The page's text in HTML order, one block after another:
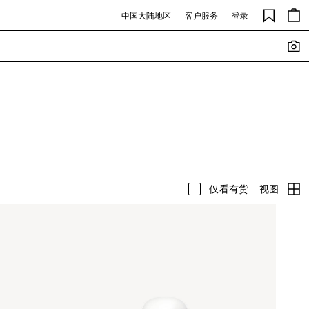
中国大陆地区 客户服务 登录
仅看有货 视图